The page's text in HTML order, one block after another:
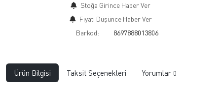
Stoğa Girince Haber Ver
Fiyatı Düşünce Haber Ver
Barkod:
8697888013806
Ürün Bilgisi Taksit Seçenekleri Yorumlar 0